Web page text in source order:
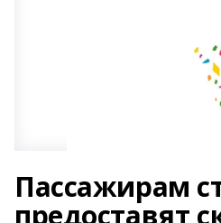
Пассажирам
предоставят